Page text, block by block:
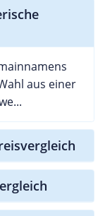
aus einer